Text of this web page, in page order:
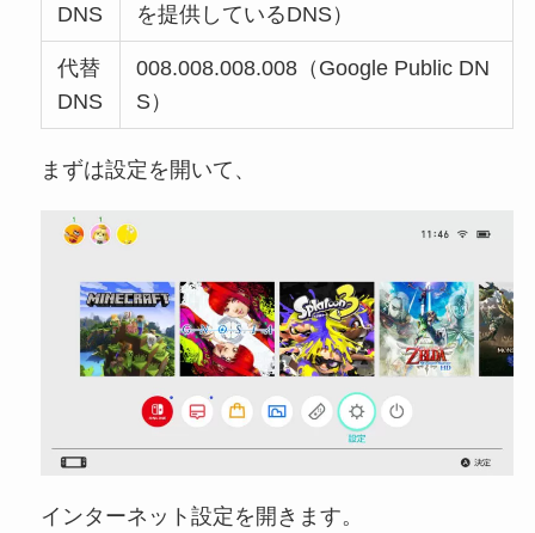
DNS
を提供しているDNS）
代替
DNS
008.008.008.008（Google Public DN
S）
まずは設定を開いて、
インターネット設定を開きます。